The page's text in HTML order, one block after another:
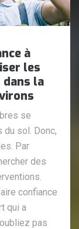
à
les
la
se
sol. Donc,
Par
des
confiance
qui a
pas